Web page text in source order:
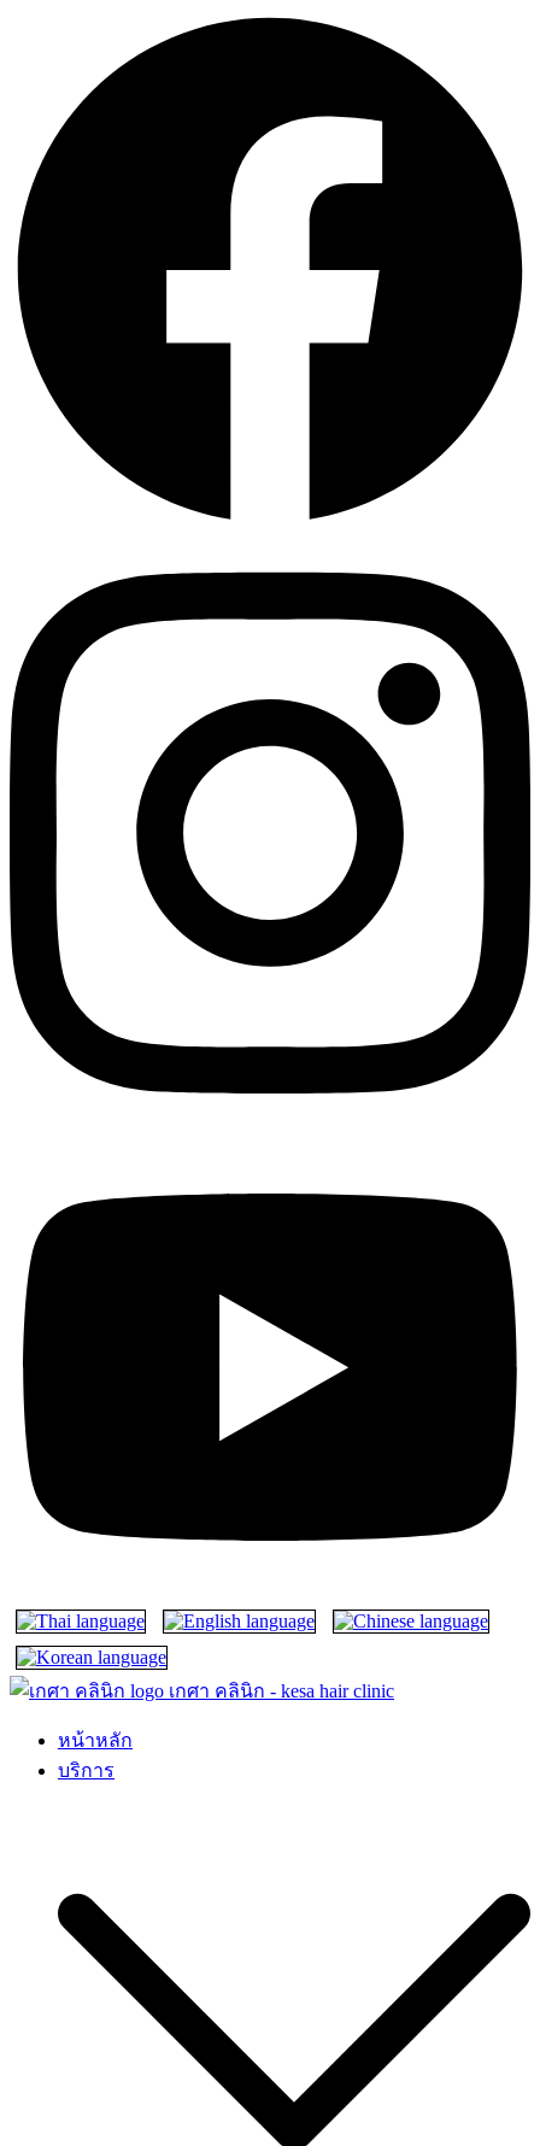
เกศา คลินิก – kesa hair clinic
kesa hair ปลูกผม ปลูกคิ้ว รักษาผมร่วง ผมบาง
หน้าหลัก
บริการ